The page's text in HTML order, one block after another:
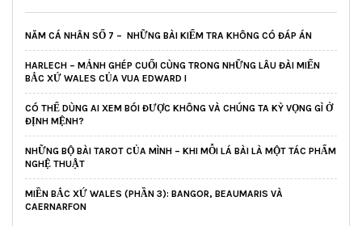
NĂM CÁ NHÂN SỐ 7 – NHỮNG BÀI KIỂM TRA KHÔNG CÓ ĐÁP ÁN
HARLECH – MẢNH GHÉP CUỐI CÙNG TRONG NHỮNG LÂU ĐÀI MIẾN
BẮC XỨ WALES CỦA VUA EDWARD I
CÓ THỂ DÙNG AI XEM BÓI ĐƯỢC KHÔNG VÀ CHÚNG TA KỲ VỌNG GÌ Ở
ĐỊNH MỆNH?
NHỮNG BỘ BÀI TAROT CỦA MÌNH – KHI MỖI LÁ BÀI LÀ MỘT TÁC PHẨM
NGHỆ THUẬT
MIỀN BẮC XỨ WALES (PHẦN 3): BANGOR, BEAUMARIS VÀ
CAERNARFON